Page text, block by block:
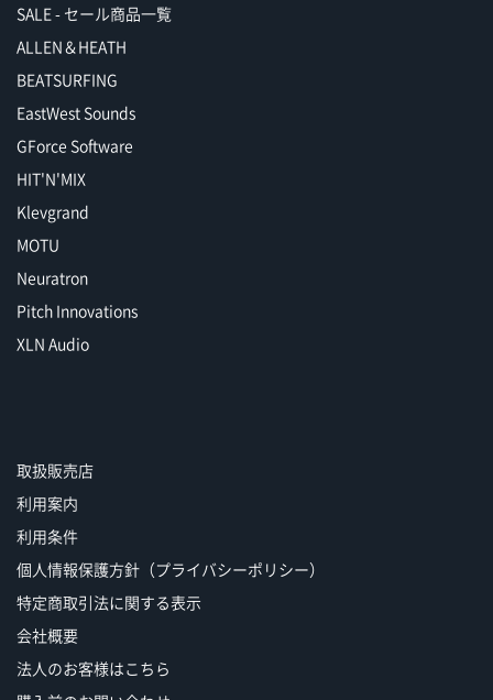
SALE - セール商品一覧
ALLEN＆HEATH
BEATSURFING
EastWest Sounds
GForce Software
HIT'N'MIX
Klevgrand
MOTU
Neuratron
Pitch Innovations
XLN Audio
取扱販売店
利用案内
利用条件
個人情報保護方針（プライバシーポリシー）
特定商取引法に関する表示
会社概要
法人のお客様はこちら